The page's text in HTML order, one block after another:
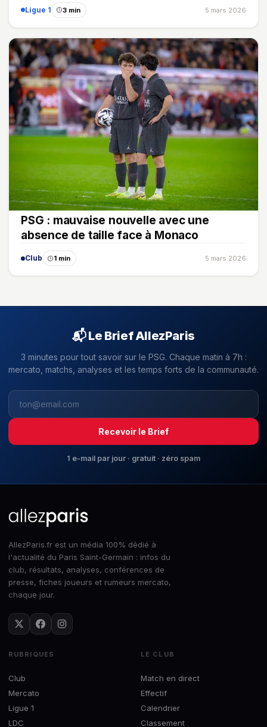
Ligue 1 3 min 5 mars 2026
PSG : mauvaise nouvelle avec une
absence de taille face à Monaco
Club 1 min 5 mars 2026
📬 Le Brief AllezParis
3 minutes pour tout savoir sur le PSG. Chaque matin à 7h :
mercato, matchs, analyses et les temps forts de la communauté.
Recevoir le Brief
1 e-mail par jour · gratuit · zéro spam
AllezParis.fr est un média 100% dédié à
l'actualité du Paris Saint-Germain : infos du
club, résultats, analyses, conférences de
presse, fiches joueurs et rumeurs mercato,
chaque jour.
RUBRIQUES
Club
Mercato
Ligue 1
LDC
LE CLUB
Match en direct
Effectif
Calendrier
Classement